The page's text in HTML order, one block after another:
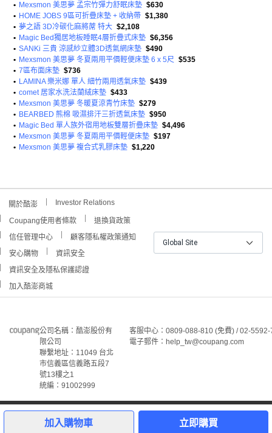
加入購物車 立即購買
• Mexsmon 美思夢 孟宗竹彈力舒眠床墊 $630
• HOME JOBS 9區可折疊床墊 + 收納帶 $1,380
• 夢之語 3D冷碳化麻將蓆 特大 $2,108
• Magic Bed獨居地板睡眠4層折疊式床墊 $6,356
• SANKi 三貴 涼感紗立體3D透氣網床墊 $490
• Mexsmon 美思夢 冬夏兩用平價輕便床墊 6 x 5尺 $535
• 7區布面床墊 $736
• LAMINA 樂米娜 單人 細竹兩用透氣床墊 $439
• comet 居家水洗法蘭絨床墊 $433
• Mexsmon 美思夢 冬暖夏涼青竹床墊 $279
• BEARBED 熊棉 吸濕排汗三折透氣床墊 $950
• Magic Bed 單人族外宿用地板雙層折疊床墊 $4,496
• Mexsmon 美思夢 冬夏兩用平價輕便床墊 $197
• Mexsmon 美思夢 複合式乳膠床墊 $1,220
關於酷澎 Investor Relations
Coupang使用者條款
退換貨政策
信任管理中心
顧客隱私權政策通知
安心購物
資訊安全
資訊安全及隱私保護認證
加入酷澎商城
Global Site
公司名稱：酷澎股份有
限公司
聯繫地址：11049 台北
市信義區信義路五段7
號13樓之1
統編：91002999
客服中心：0809-088-810 (免費) / 02-
電子郵件：help_tw@coupang.com
©Coupang Taiwan Co., Ltd. 保留所有權利。
本網站上顯示的所有商標、標誌和服務標誌均為酷澎股份有
限公司和/或其在美國和其他國家/地區註冊之關聯公司之所